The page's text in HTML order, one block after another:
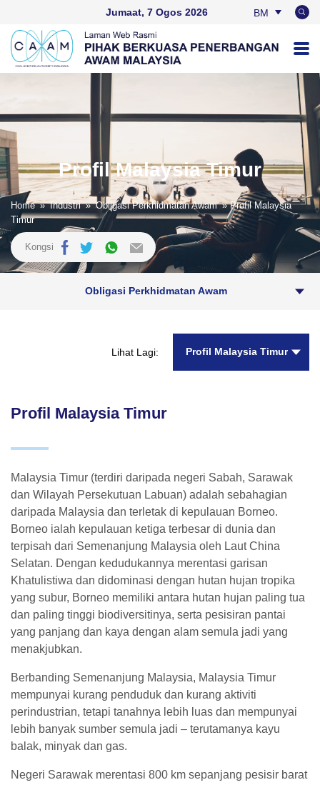
Jumaat, 7 Ogos 2026
BM
Profil Malaysia Timur
Home » Industri » Obligasi Perkhidmatan Awam » Profil Malaysia
Timur
Kongsi
Obligasi Perkhidmatan Awam
Lihat Lagi: Profil Malaysia Timur
Profil Malaysia Timur
Malaysia Timur (terdiri daripada negeri Sabah, Sarawak
dan Wilayah Persekutuan Labuan) adalah sebahagian
daripada Malaysia dan terletak di kepulauan Borneo.
Borneo ialah kepulauan ketiga terbesar di dunia dan
terpisah dari Semenanjung Malaysia oleh Laut China
Selatan. Dengan kedudukannya merentasi garisan
Khatulistiwa dan didominasi dengan hutan hujan tropika
yang subur, Borneo memiliki antara hutan hujan paling tua
dan paling tinggi biodiversitinya, serta pesisiran pantai
yang panjang dan kaya dengan alam semula jadi yang
menakjubkan.
Berbanding Semenanjung Malaysia, Malaysia Timur
mempunyai kurang penduduk dan kurang aktiviti
perindustrian, tetapi tanahnya lebih luas dan mempunyai
lebih banyak sumber semula jadi – terutamanya kayu
balak, minyak dan gas.
Negeri Sarawak merentasi 800 km sepanjang pesisir barat